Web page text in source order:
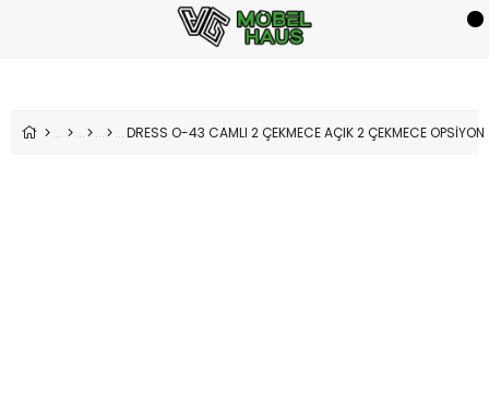
DRESS O-43 CAMLI 2 ÇEKMECE AÇIK 2 ÇEKMECE OPSİYON